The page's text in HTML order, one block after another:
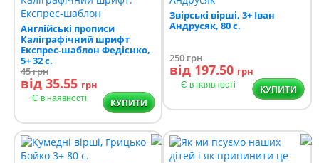
Англійські прописи
Каліграфічний шрифт
Експрес-шаблон Федієнко,
5+ 32 с.
45грн
від 35.55 грн
Є в наявності КУПИТИ
Звірські вірші, 3+ Іван
Андрусяк, 80 с.
250грн
від 197.50 грн
Є в наявності КУПИТИ